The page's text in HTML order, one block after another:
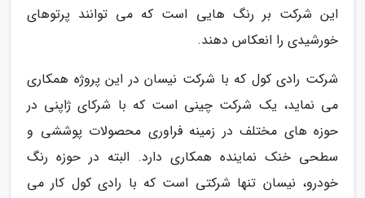
این شرکت بر رنگ هایی است که می توانند پرتوهای
خورشیدی را انعکاس دهند.
شرکت رادی کول که با شرکت نیسان در این پروژه همکاری
می نماید، یک شرکت چینی است که با شرکای ژاپنی در
حوزه های مختلف در زمینه فراوری محصولات پوششی و
سطحی خنک نماینده همکاری دارد. البته در حوزه رنگ
خودرو، نیسان تنها شرکتی است که با رادی کول کار می